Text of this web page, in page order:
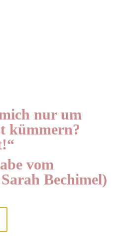
nur um
kümmern?
vom
Bechimel)